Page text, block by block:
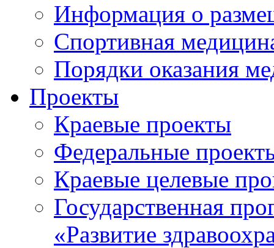
Информация о
Спортивная
Порядки оказания
Проекты
Краевые проекты
Федеральные
Краевые целевые
Государственная
«Развитие